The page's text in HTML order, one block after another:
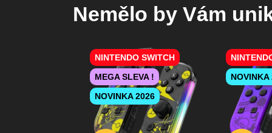
Nemělo by Vám
NINTENDO SWITCH
MEGA SLEVA !
NOVINKA 2026
NOVINKA